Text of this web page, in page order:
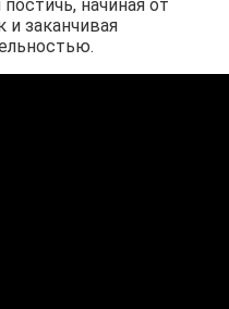
начиная от
и заканчивая